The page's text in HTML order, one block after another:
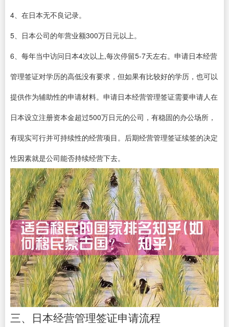
4、在日本无不良记录。
5、日本公司的年营业额300万日元以上。
6、每年当中访问日本4次以上,每次停留5-7天左右。申请日本经营
管理签证对学历的高低没有要求，但如果有比较好的学历，也可以
提供作为辅助性的申请材料。申请日本经营管理签证需要申请人在
日本设立注册资本金超过500万日元的公司，有稳固的办公场所，
有现实可行并可持续性的经营项目。后期经营管理签证续签的决定
性因素就是公司能否持续经营下去。
三、日本经营管理签证申请流程